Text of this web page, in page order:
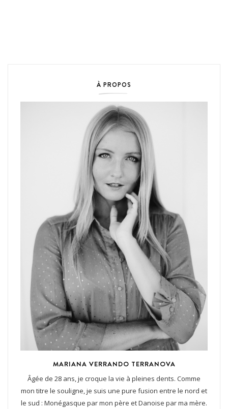
À PROPOS
MARIANA VERRANDO TERRANOVA
Âgée de 28 ans, je croque la vie à pleines dents. Comme
mon titre le souligne, je suis une pure fusion entre le nord et
le sud : Monégasque par mon père et Danoise par ma mère.